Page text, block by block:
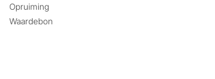
Opruiming
Waardebon